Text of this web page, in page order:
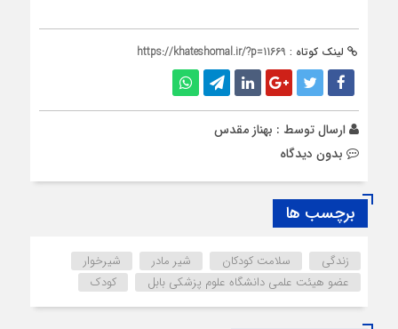
لینک کوتاه : https://khateshomal.ir/?p=11669
ارسال توسط : بهناز مقدس
بدون دیدگاه
برچسب ها
زندگی سلامت کودکان شیر مادر
شیرخوار
عضو هیئت علمی دانشگاه علوم پزشکی بابل
کودک